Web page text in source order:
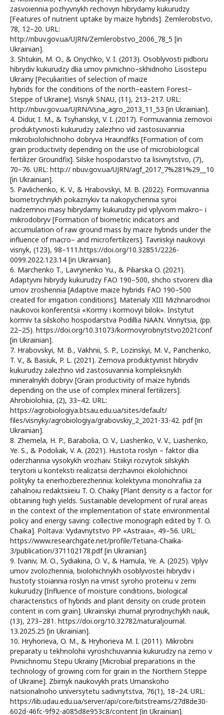
zasvoiennia pozhyvnykh rechovyn hibrydamy kukurudzy
[Features of nutrient uptake by maize hybrids]. Zemlerobstvo,
78, 12–20. URL:
http://nbuv.gov.ua/UJRN/Zemlerobstvo_2006_78_5 [in
Ukrainian].
3. Shtukin, M. O., & Onychko, V. I. (2013). Osoblyvosti pidboru
hibrydiv kukurudzy dlia umov pivnichno–skhidnoho Lisostepu
Ukrainy [Peculiarities of selection of maize
hybrids for the conditions of the north–eastern Forest–
Steppe of Ukraine]. Visnyk SNAU, (11), 213–217. URL:
http://nbuv.gov.ua/UJRN/Vsna_agro_2013_11_53 [in Ukrainian].
4. Didur, I. M., & Tsyhanskyi, V. I. (2017). Formuvannia zernovoi
produktyvnosti kukurudzy zalezhno vid zastosuvannia
mikrobiolohichnoho dobryva Hraundfiks [Formation of corn
grain productivity depending on the use of microbiological
fertilizer Groundfix]. Silske hospodarstvo ta lisivnytstvo, (7),
70–76. URL: http:// nbuv.gov.ua/UJRN/agf_2017_7%281%29__10
[in Ukrainian].
5. Pavlichenko, K. V., & Hrabovskyi, M. B. (2022). Formuvannia
biometrychnykh pokaznykiv ta nakopychennia syroi
nadzemnoi masy hibrydamy kukurudzy pid vplyvom makro– i
mikrodobryv [Formation of biometric indicators and
accumulation of raw ground mass by maize hybrids under the
influence of macro– and microfertilizers]. Tavriiskyi naukovyi
visnyk, (123), 98–111.https://doi.org/10.32851/2226-
0099.2022.123.14 [in Ukrainian].
6. Marchenko T., Lavrynenko Yu., & Piliarska O. (2021).
Adaptyvni hibrydy kukurudzy FAO 190–500, shcho stvoreni dlia
umov zroshennia [Adaptive maize hybrids FAO 190–500
created for irrigation conditions]. Materialy XIII Mizhnarodnoi
naukovoi konferentsii «Kormy i kormovyi bilok». Instytut
kormiv ta silskoho hospodarstva Podillia NAAN. Vinnytsia, (pp.
22–25). https://doi.org/10.31073/kormovyrobnytstvo2021conf
[in Ukrainian].
7. Hrabovskyi, M. B., Vakhnii, S. P., Lozinskyi, M. V., Panchenko,
T. V., & Basiuk, P. L. (2021). Zernova produktyvnist hibrydiv
kukurudzy zalezhno vid zastosuvannia kompleksnykh
mineralnykh dobryv [Grain productivity of maize hybrids
depending on the use of complex mineral fertilizers].
Ahrobiolohiia, (2), 33–42. URL:
https://agrobiologiya.btsau.edu.ua/sites/default/
files/visnyky/agrobiologiya/grabovskiy_2_2021-33-42. pdf [in
Ukrainian].
8. Zhemela, H. P., Barabolia, O. V., Liashenko, V. V., Liashenko,
Ye. S., & Podoliak, V. A. (2021). Hustota roslyn – faktor dlia
oderzhannia vysokykh vrozhaiv. Stiikyi rozvytok silskykh
terytorii u konteksti realizatsii derzhavnoi ekolohichnoi
polityky ta enerhozberezhennia: kolektyvna monohrafiia za
zahalnoiu redaktsiieiu T. O. Chaiky [Plant density is a factor for
obtaining high yields. Sustainable development of rural areas
in the context of the implementation of state environmental
policy and energy saving: collective monograph edited by T. O.
Chaika]. Poltava: Vydavnytstvo PP «Astraia», 49–56. URL:
https://www.researchgate.net/profile/Tetiana-Chaika-
3/publication/371102178.pdf [in Ukrainian].
9. Ivaniv, M. O., Sydiakina, O. V., & Hamula, Ye. A. (2025). Vplyv
umov zvolozhennia, biolohichnykh osoblyvostei hibrydiv i
hustoty stoiannia roslyn na vmist syroho proteinu v zerni
kukurudzy [Influence of moisture conditions, biological
characteristics of hybrids and plant density on crude protein
content in corn grain]. Ukrainskyi zhurnal pryrodnychykh nauk,
(13), 273–281. https://doi.org/10.32782/naturaljournal.
13.2025.25 [in Ukrainian].
10. Hryhorieva, O. M., & Hryhorieva M. I. (2011). Mikrobni
preparaty u tekhnolohii vyroshchuvannia kukurudzy na zerno v
Pivnichnomu Stepu Ukrainy [Microbial preparations in the
technology of growing corn for grain in the Northern Steppe
of Ukraine]. Zbirnyk naukovykh prats Umanskoho
natsionalnoho universytetu sadivnytstva, 76(1), 18–24. URL:
https://lib.udau.edu.ua/server/api/core/bitstreams/27d8de30-
602d-46fc-9f92-a085d8e953c8/content [in Ukrainian].